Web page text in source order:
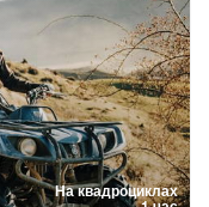
На квадроциклах